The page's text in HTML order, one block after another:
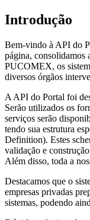
Introdução
Bem-vindo à API do
página, consolidamos
PUCOMEX, os
diversos órgãos
A API do Portal foi
Serão utilizados os
serviços serão
tendo sua estrutura
Definition). Estes
validação e
Além disso, toda a
Destacamos que o
empresas privadas
sistemas, podendo